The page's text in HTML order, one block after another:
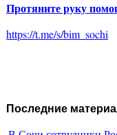
Протяните руку
https://t.me/s/bim_sochi
Последние